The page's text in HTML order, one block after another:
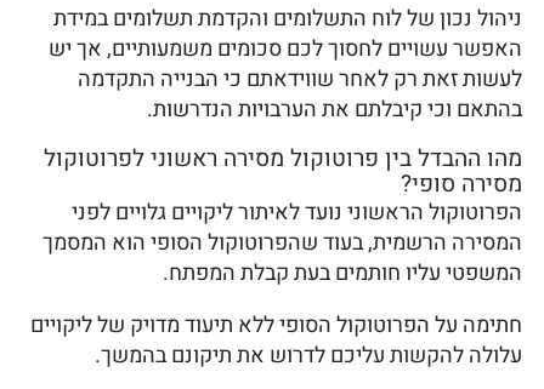
ניהול נכון של לוח התשלומים והקדמת תשלומים במידת
האפשר עשויים לחסוך לכם סכומים משמעותיים, אך יש
לעשות זאת רק לאחר שווידאתם כי הבנייה התקדמה
בהתאם וכי קיבלתם את הערבויות הנדרשות.
מהו ההבדל בין פרוטוקול מסירה ראשוני לפרוטוקול
מסירה סופי?
הפרוטוקול הראשוני נועד לאיתור ליקויים גלויים לפני
המסירה הרשמית, בעוד שהפרוטוקול הסופי הוא המסמך
המשפטי עליו חותמים בעת קבלת המפתח.
חתימה על הפרוטוקול הסופי ללא תיעוד מדויק של ליקויים
עלולה להקשות עליכם לדרוש את תיקונם בהמשך.